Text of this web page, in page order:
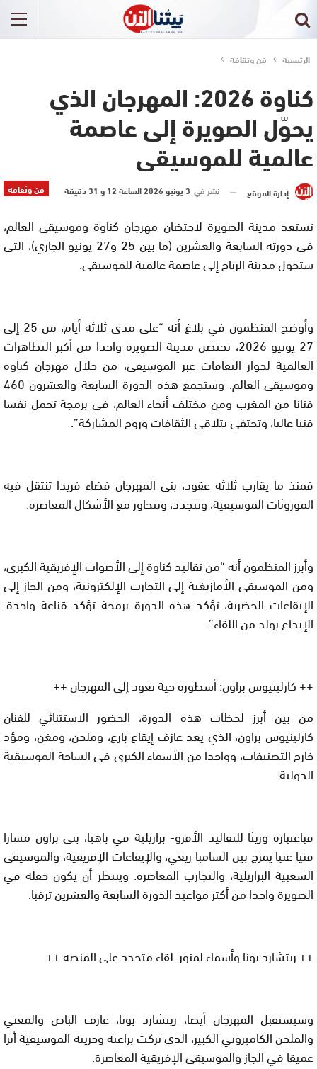
الرئيسية فن وثقافة
كناوة 2026: المهرجان الذي
يحوّل الصويرة إلى عاصمة
عالمية للموسيقى
فن وثقافة إدارة الموقع نشر في 3 يونيو 2026 الساعة 12 و 31 دقيقة
تستعد مدينة الصويرة لاحتضان مهرجان كناوة وموسيقى العالم،
في دورته السابعة والعشرين (ما بين 25 و27 يونيو الجاري)، التي
ستحول مدينة الرياح إلى عاصمة عالمية للموسيقى.
وأوضح المنظمون في بلاغ أنه “على مدى ثلاثة أيام، من 25 إلى
27 يونيو 2026، تحتضن مدينة الصويرة واحدا من أكبر التظاهرات
العالمية لحوار الثقافات عبر الموسيقى، من خلال مهرجان كناوة
وموسيقى العالم. وستجمع هذه الدورة السابعة والعشرون 460
فنانا من المغرب ومن مختلف أنحاء العالم، في برمجة تحمل نفسا
فنيا عاليا، وتحتفي بتلاقي الثقافات وروح المشاركة”.
فمنذ ما يقارب ثلاثة عقود، بنى المهرجان فضاء فريدا تنتقل فيه
الموروثات الموسيقية، وتتجدد، وتتحاور مع الأشكال المعاصرة.
وأبرز المنظمون أنه “من تقاليد كناوة إلى الأصوات الإفريقية الكبرى،
ومن الموسيقى الأمازيغية إلى التجارب الإلكترونية، ومن الجاز إلى
الإيقاعات الحضرية، تؤكد هذه الدورة برمجة تؤكد قناعة واحدة:
الإبداع يولد من اللقاء”.
++ كارلينيوس براون: أسطورة حية تعود إلى المهرجان ++
من بين أبرز لحظات هذه الدورة، الحضور الاستثنائي للفنان
كارلينيوس براون، الذي يعد عازف إيقاع بارع، وملحن، ومغن، ومؤد
خارج التصنيفات، وواحدا من الأسماء الكبرى في الساحة الموسيقية
الدولية.
فباعتباره وريثا للتقاليد الأفرو- برازيلية في باهيا، بنى براون مسارا
فنيا غنيا يمزج بين السامبا ريغي، والإيقاعات الإفريقية، والموسيقى
الشعبية البرازيلية، والتجارب المعاصرة. وينتظر أن يكون حفله في
الصويرة واحدا من أكثر مواعيد الدورة السابعة والعشرين ترقبا.
++ ريتشارد بونا وأسماء لمنور: لقاء متجدد على المنصة ++
وسيستقبل المهرجان أيضا، ريتشارد بونا، عازف الباص والمغني
والملحن الكاميروني الكبير، الذي تركت براعته وحريته الموسيقية أثرا
عميقا في الجاز والموسيقى الإفريقية المعاصرة.